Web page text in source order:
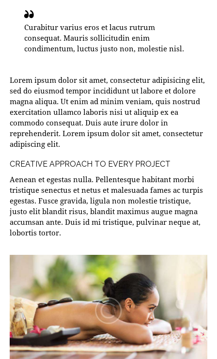
Curabitur varius eros et lacus rutrum
consequat. Mauris sollicitudin enim
condimentum, luctus justo non, molestie nisl.
Lorem ipsum dolor sit amet, consectetur adipisicing elit,
sed do eiusmod tempor incididunt ut labore et dolore
magna aliqua. Ut enim ad minim veniam, quis nostrud
exercitation ullamco laboris nisi ut aliquip ex ea
commodo consequat. Duis aute irure dolor in
reprehenderit. Lorem ipsum dolor sit amet, consectetur
adipiscing elit.
CREATIVE APPROACH TO EVERY PROJECT
Aenean et egestas nulla. Pellentesque habitant morbi
tristique senectus et netus et malesuada fames ac turpis
egestas. Fusce gravida, ligula non molestie tristique,
justo elit blandit risus, blandit maximus augue magna
accumsan ante. Duis id mi tristique, pulvinar neque at,
lobortis tortor.